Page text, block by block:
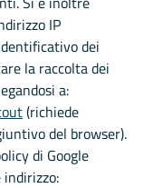
IP
dei
la raccolta dei
a:
(richiede
del browser).
di Google